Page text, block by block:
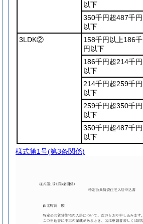
以下
350千円超487千円
以下
3LDK②
158千円以上186千
円以下
186千円超214千円
以下
214千円超259千円
以下
259千円超350千円
以下
350千円超487千円
以下
様式第1号(第3条関係)